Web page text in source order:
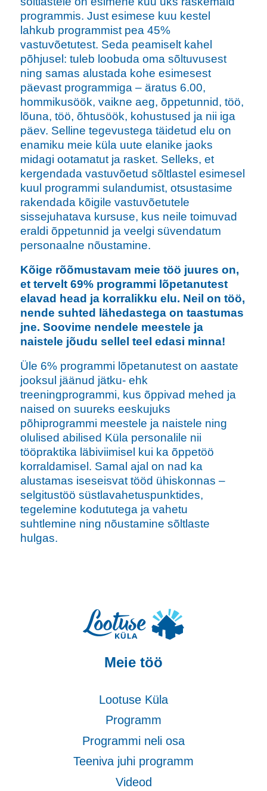
programmis. Just esimese kuu kestel
lahkub programmist pea 45%
vastuvõetutest. Seda peamiselt kahel
põhjusel: tuleb loobuda oma sõltuvusest
ning samas alustada kohe esimesest
päevast programmiga – äratus 6.00,
hommikusöök, vaikne aeg, õppetunnid, töö,
lõuna, töö, õhtusöök, kohustused ja nii iga
päev. Selline tegevustega täidetud elu on
enamiku meie küla uute elanike jaoks
midagi ootamatut ja rasket. Selleks, et
kergendada vastuvõetud sõltlastel esimesel
kuul programmi sulandumist, otsustasime
rakendada kõigile vastuvõetutele
sissejuhatava kursuse, kus neile toimuvad
eraldi õppetunnid ja veelgi süvendatum
personaalne nõustamine.
Kõige rõõmustavam meie töö juures on,
et tervelt 69% programmi lõpetanutest
elavad head ja korralikku elu. Neil on töö,
nende suhted lähedastega on taastumas
jne. Soovime nendele meestele ja
naistele jõudu sellel teel edasi minna!
Üle 6% programmi lõpetanutest on aastate
jooksul jäänud jätku- ehk
treeningprogrammi, kus õppivad mehed ja
naised on suureks eeskujuks
põhiprogrammi meestele ja naistele ning
olulised abilised Küla personalile nii
tööpraktika läbiviimisel kui ka õppetöö
korraldamisel. Samal ajal on nad ka
alustamas iseseisvat tööd ühiskonnas –
selgitustöö süstlavahetuspunktides,
tegelemine kodututega ja vahetu
suhtlemine ning nõustamine sõltlaste
hulgas.
Meie töö
Lootuse Küla
Programm
Programmi neli osa
Teeniva juhi programm
Videod